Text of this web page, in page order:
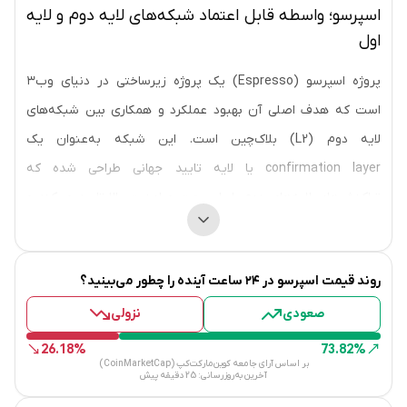
اسپرسو؛ واسطه قابل اعتماد شبکه‌های لایه دوم و لایه
اول
پروژه اسپرسو (Espresso) یک پروژه زیرساختی در دنیای وب۳
است که هدف اصلی آن بهبود عملکرد و همکاری بین شبکه‌های
لایه دوم (L2) بلاک‌چین است. این شبکه به‌عنوان یک
confirmation layer یا لایه تایید جهانی طراحی شده که
داده‌های تراکنش را در یک منبع قابل اعتماد به اشتراک می‌گذارد. در
واقع، اسپرسو قصد دارد پل ارتباطی قابل‌اعتماد و سریع بین
رول‌آپ‌ها و شبکه‌های بلاک‌چین فراهم کند، بدون اینکه به
شبکه‌های سنتی وابسته باشد و از طریق الگوریتم‌های پیشرفته
مانند BFT برای اجماع استفاده می‌کند.
اسپرسو یک لایه‌ای برای نهایی‌سازی وضعیت تراکنش‌ها و هماهنگ
روند قیمت اسپرسو در ۲۴ ساعت آینده را چطور می‌بینید؟
صعودی
نزولی
73.82%
26.18%
بر اساس آرای جامعه کوین‌مارکت‌کپ (CoinMarketCap)
آخرین به‌روزرسانی: 25 دقیقه پیش